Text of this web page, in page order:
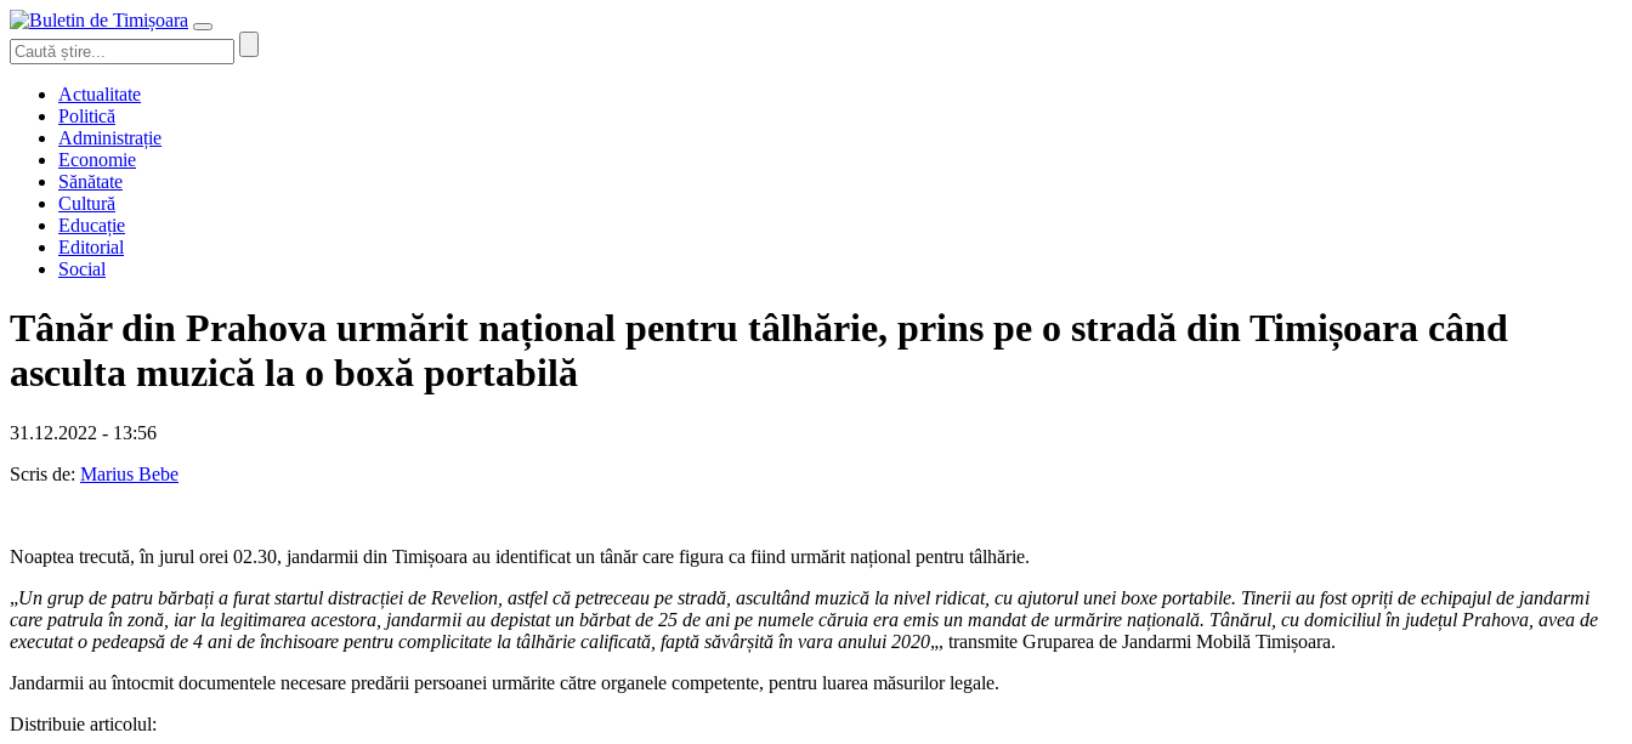
Actualitate
Politică
Administrație
Economie
Sănătate
Cultură
Educație
Editorial
Social
Tânăr din Prahova urmărit național pentru tâlhărie, prins pe o stradă din Timișoara când
asculta muzică la o boxă portabilă
31.12.2022 - 13:56
Scris de: Marius Bebe
Noaptea trecută, în jurul orei 02.30, jandarmii din Timișoara au identificat un tânăr care figura ca fiind urmărit național pentru tâlhărie.
„Un grup de patru bărbați a furat startul distracției de Revelion, astfel că petreceau pe stradă, ascultând muzică la nivel ridicat, cu ajutorul unei boxe portabile. Tinerii au fost opriți de echipajul de jandarmi
care patrula în zonă, iar la legitimarea acestora, jandarmii au depistat un bărbat de 25 de ani pe numele căruia era emis un mandat de urmărire națională. Tânărul, cu domiciliul în județul Prahova, avea de
executat o pedeapsă de 4 ani de închisoare pentru complicitate la tâlhărie calificată, faptă săvârșită în vara anului 2020„, transmite Gruparea de Jandarmi Mobilă Timișoara.
Jandarmii au întocmit documentele necesare predării persoanei urmărite către organele competente, pentru luarea măsurilor legale.
Distribuie articolul: